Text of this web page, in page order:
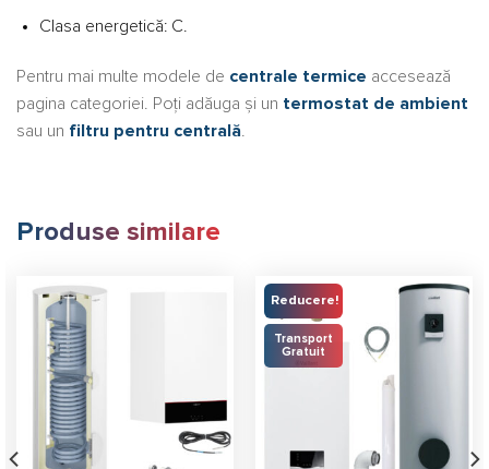
Clasa energetică: C.
Pentru mai multe modele de centrale termice accesează
pagina categoriei. Poți adăuga și un termostat de ambient
sau un filtru pentru centrală
Produse similare
Reducere!
Transport
Gratuit